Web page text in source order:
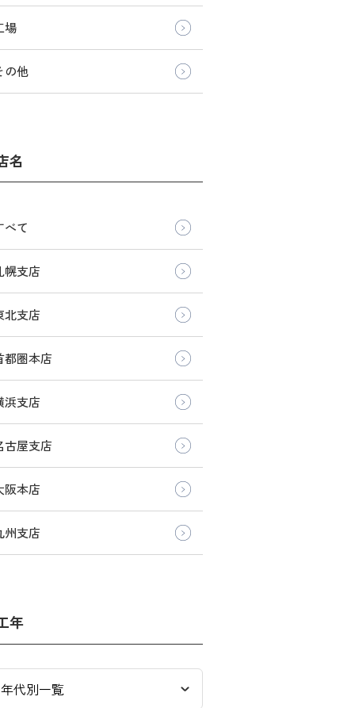
場
の他
名
べて
幌支店
北支店
都圏本店
浜支店
古屋支店
阪本店
州支店
年